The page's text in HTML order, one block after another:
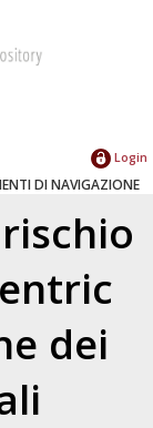
Login
DI NAVIGAZIONE
dei